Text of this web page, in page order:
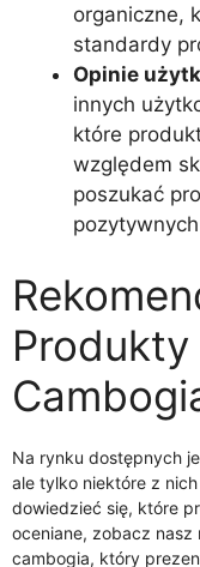
organiczne,
standardy
Opinie
innych
które
względem
poszukać
Produkty
Na rynku dostępnych
ale tylko niektóre z
dowiedzieć się, które
oceniane, zobacz nasz
cambogia, który